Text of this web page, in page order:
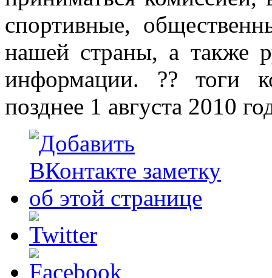
спортивные,
нашей страны, а также
информации. ?? тоги
позднее 1 августа 2010